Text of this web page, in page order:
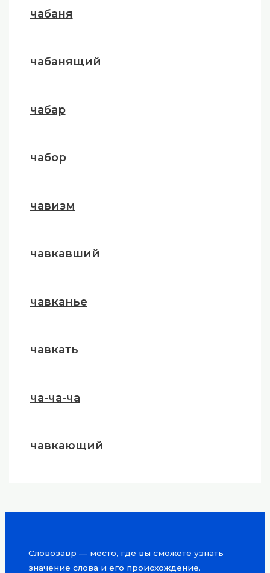
чабаня
чабанящий
чабар
чабор
чавизм
чавкавший
чавканье
чавкать
ча-ча-ча
чавкающий
Словозавр — место, где вы сможете узнать
значение слова и его происхождение.